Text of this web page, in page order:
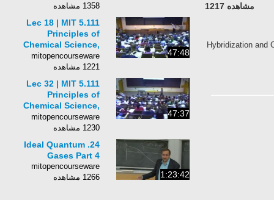
مشاهده 1217
Hybridization and
1358 مشاهده
47:48
Lec 18 | MIT 5.111
Principles of
Chemical Science,
Fall 2005
mitopencourseware
1221 مشاهده
47:37
Lec 32 | MIT 5.111
Principles of
Chemical Science,
Fall 2005
mitopencourseware
1230 مشاهده
1:23:42
24. Ideal Quantum
Gases Part 4
mitopencourseware
1266 مشاهده